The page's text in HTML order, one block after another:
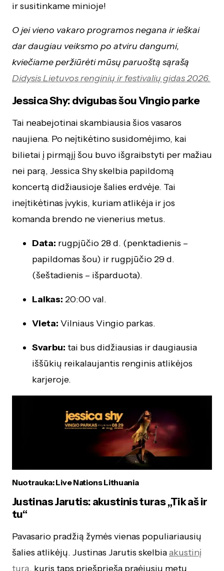
ir susitinkame minioje!
O jei vieno vakaro programos negana ir ieškai
dar daugiau veiksmo po atviru dangumi,
kviečiame peržiūrėti mūsų paruoštą sąrašą
Didysis Lietuvos renginių ir festivalių gidas 2026.
Jessica Shy: dvigubas šou Vingio parke
Tai neabejotinai skambiausia šios vasaros
naujiena. Po neįtikėtino susidomėjimo, kai
bilietai į pirmąjį šou buvo išgraibstyti per mažiau
nei parą, Jessica Shy skelbia papildomą
koncertą didžiausioje šalies erdvėje. Tai
ineįtikėtinas įvykis, kuriam atlikėja ir jos
komanda brendo ne vienerius metus.
Data: rugpjūčio 28 d. (penktadienis –
papildomas šou) ir rugpjūčio 29 d.
(šeštadienis – išparduota).
Laikas: 20:00 val.
Vieta: Vilniaus Vingio parkas.
Svarbu: tai bus didžiausias ir daugiausia
iššūkių reikalaujantis renginis atlikėjos
karjeroje.
Nuotrauka: Live Nations Lithuania
Justinas Jarutis: akustinis turas „Tik aš ir
tu“
Pavasario pradžią žymės vienas populiariausių
šalies atlikėjų. Justinas Jarutis skelbiaakustinį
turą, kuris taps priešprieša praėjusių metų